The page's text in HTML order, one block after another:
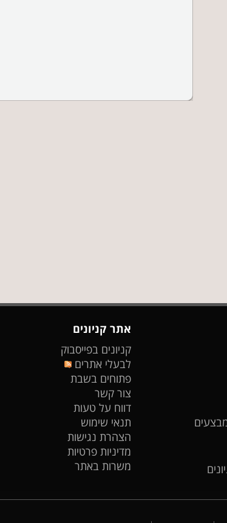
אתר קניונים
קניונים בפייסבוק
לבעלי אתרים
פתוחים בשבת
צור קשר
דווח על טעות
תנאי שימוש
הצהרת נגישות
מדיניות פרטיות
משרות באתר